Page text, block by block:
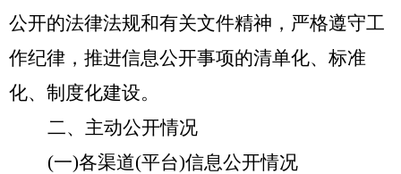
公开的法律法规和有关文件精神 ，严格遵守工
作纪律，推进信息公开事项的清单化、标准
化、制度化建设。
二、主动公开情况
(一)各渠道(平台)信息公开情况